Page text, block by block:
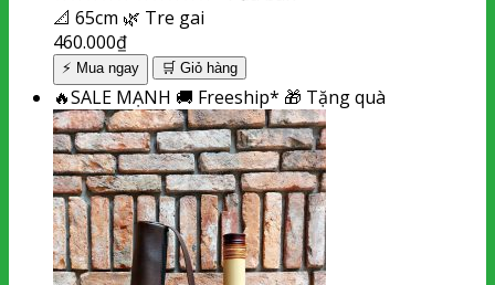
📐 65cm 🌿 Tre gai
460.000₫
⚡ Mua ngay 🛒 Giỏ hàng
🔥SALE MẠNH 🚚 Freeship* 🎁 Tặng quà